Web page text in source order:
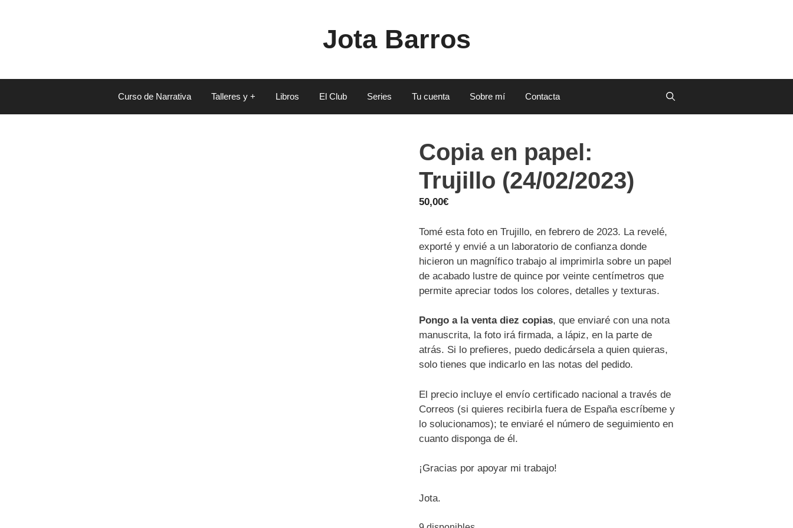
Jota Barros
Curso de Narrativa Talleres y + Libros El Club Series Tu cuenta Sobre mí Contacta
Copia en papel:
Trujillo (24/02/2023)
50,00€
Tomé esta foto en Trujillo, en febrero de 2023. La revelé,
exporté y envié a un laboratorio de confianza donde
hicieron un magnífico trabajo al imprimirla sobre un papel
de acabado lustre de quince por veinte centímetros que
permite apreciar todos los colores, detalles y texturas.
Pongo a la venta diez copias, que enviaré con una nota
manuscrita, la foto irá firmada, a lápiz, en la parte de
atrás. Si lo prefieres, puedo dedicársela a quien quieras,
solo tienes que indicarlo en las notas del pedido.
El precio incluye el envío certificado nacional a través de
Correos (si quieres recibirla fuera de España escríbeme y
lo solucionamos); te enviaré el número de seguimiento en
cuanto disponga de él.
¡Gracias por apoyar mi trabajo!
Jota.